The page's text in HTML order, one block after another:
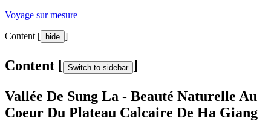
Voyage sur mesure
Content [ hide ]
Content [ Switch to sidebar ]
Vallée De Sung La - Beauté Naturelle Au
Coeur Du Plateau Calcaire De Ha Giang